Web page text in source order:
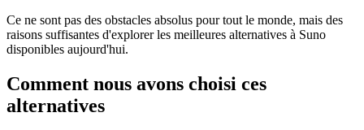
Ce ne sont pas des obstacles absolus pour tout le monde, mais des
raisons suffisantes d'explorer les meilleures alternatives à Suno
disponibles aujourd'hui.
Comment nous avons choisi ces
alternatives